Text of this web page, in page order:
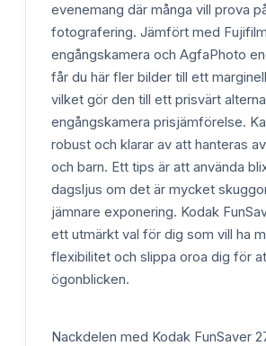
evenemang där många vill prova
fotografering. Jämfört med Fujifilm
engångskamera och AgfaPhoto
får du här fler bilder till ett
vilket gör den till ett prisvärt
engångskamera prisjämförelse.
robust och klarar av att hanteras
och barn. Ett tips är att använda
dagsljus om det är mycket
jämnare exponering. Kodak
ett utmärkt val för dig som vill ha
flexibilitet och slippa oroa dig för
ögonblicken.
Nackdelen med Kodak FunSaver